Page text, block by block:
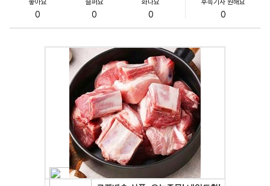
0 0 0 0